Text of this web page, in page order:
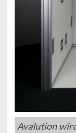
Avalution